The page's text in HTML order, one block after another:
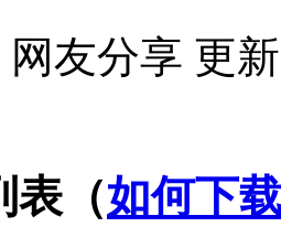
网友分享 更
表（如何下